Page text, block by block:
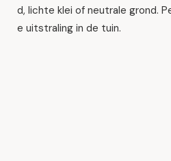
d, lichte klei of neutrale grond.
e uitstraling in de tuin.